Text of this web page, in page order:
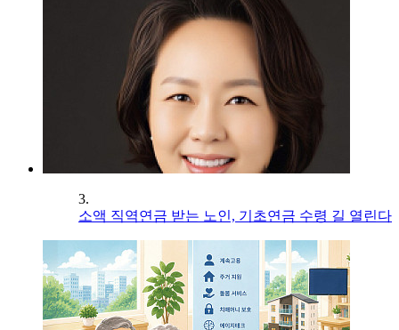
3.
소액 직역연금 받는 노인, 기초연금 수령 길 열린다